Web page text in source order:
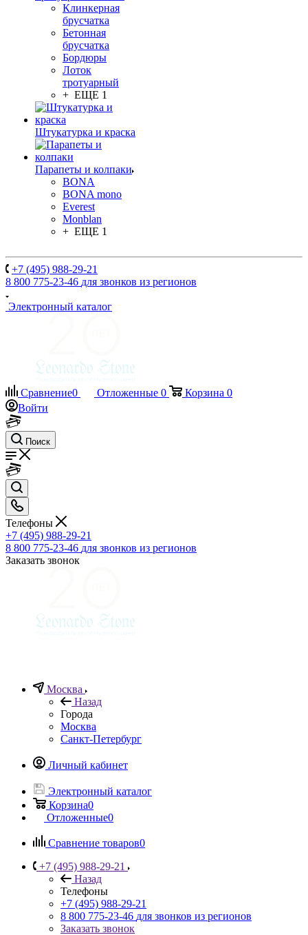
Клинкерная
брусчатка
Бетонная
брусчатка
Бордюры
Лоток
тротуарный
+ ЕЩЕ 1
Штукатурка и краска
Парапеты и колпаки
BONA
BONA mono
Everest
Monblan
+ ЕЩЕ 1
+7 (495) 988-29-21
8 800 775-23-46 для звонков из регионов
Электронный каталог
Сравнение0 Отложенные 0 Корзина 0
Войти
Поиск
Телефоны
+7 (495) 988-29-21
8 800 775-23-46 для звонков из регионов
Заказать звонок
Москва
Назад
Города
Москва
Санкт-Петербург
Личный кабинет
Электронный каталог
Корзина0
Отложенные0
Сравнение товаров0
+7 (495) 988-29-21
Назад
Телефоны
+7 (495) 988-29-21
8 800 775-23-46 для звонков из регионов
Заказать звонок